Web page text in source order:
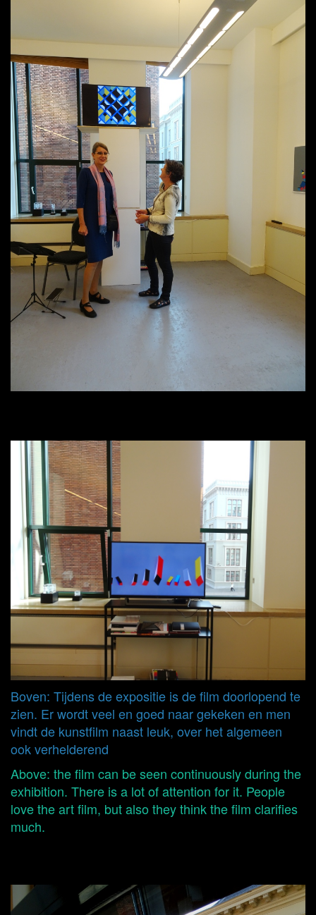
Boven: Tijdens de expositie is de film doorlopend te
zien. Er wordt veel en goed naar gekeken en men
vindt de kunstfilm naast leuk, over het algemeen
ook verhelderend
Above: the film can be seen continuously during the
exhibition. There is a lot of attention for it. People
love the art film, but also they think the film clarifies
much.